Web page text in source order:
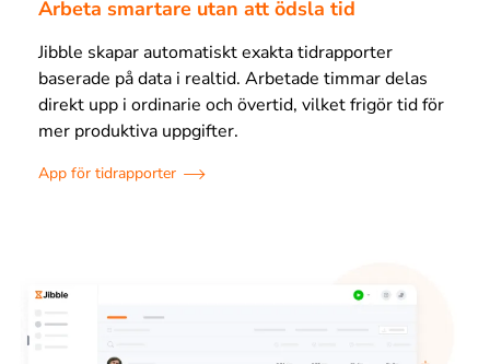
Arbeta smartare utan att ödsla tid
Jibble skapar automatiskt exakta tidrapporter
baserade på data i realtid. Arbetade timmar delas
direkt upp i ordinarie och övertid, vilket frigör tid för
mer produktiva uppgifter.
App för tidrapporter